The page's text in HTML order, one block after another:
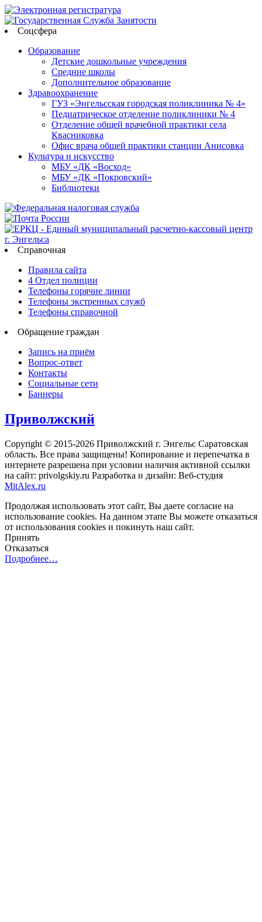
Соцсфера
Образование
Детские дошкольные учреждения
Средние школы
Дополнительное образование
Здравоохранение
ГУЗ «Энгельсская городская поликлиника № 4»
Педиатрическое отделение поликлиники № 4
Отделение общей врачебной практики села
Квасниковка
Офис врача общей практики станции Анисовка
Культура и искусство
МБУ «ДК «Восход»
МБУ «ДК «Покровский»
Библиотеки
Справочная
Правила сайта
4 Отдел полиции
Телефоны горячие линии
Телефоны экстренных служб
Телефоны справочной
Обращение граждан
Запись на приём
Вопрос-ответ
Контакты
Социальные сети
Баннеры
Приволжский
Copyright © 2015-2026 Приволжский г. Энгельс Саратовская
область. Все права защищены! Копирование и перепечатка в
интернете разрешена при условии наличия активной ссылки
на сайт: privolgskiy.ru Разработка и дизайн: Веб-студия
MitAlex.ru
Продолжая использовать этот сайт, Вы даете согласие на
использование cookies. На данном этапе Вы можете отказаться
от использования cookies и покинуть наш сайт.
Принять
Отказаться
Подробнее…